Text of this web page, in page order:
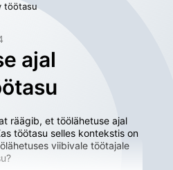
töötasu
ajal
räägib, et töölähetuse ajal
töötasu selles kontekstis on
viibivale töötajale